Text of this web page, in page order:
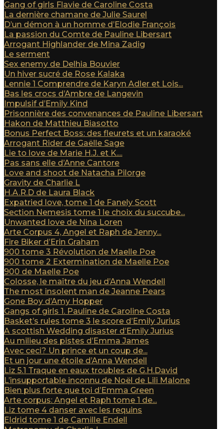
Gang of girls Flavie de Caroline Costa
La dernière chamane de Julie Saurel
D’un démon à un homme d’Elodie François
La passion du Comte de Pauline Libersart
Arrogant Highlander de Mina Zadig
Le serment
Sex enemy de Delhia Bouvier
Un hiver sucré de Rose Kalaka
Lennie 1 Comprendre de Karyn Adler et Lois...
Bas les crocs d’Ambre de Langevin
Impulsif d’Emily Kind
Prisonnière des convenances de Pauline Libersart
Hakon de Matthieu Biasotto
Bonus Perfect Boss: des fleurets et un karaoké
Arrogant Rider de Gaëlle Sage
Lie to love de Marie H.J. et K....
Pas sans elle d’Anne Cantore
Love and shoot de Natacha Pilorge
Gravity de Charlie L
H.A.R.D de Laura Black
Expatried love, tome 1 de Fanely Scott
Section Nemesis tome 1 le choix du succube...
Unwanted love de Nina Loren
Arte Corpus 4, Angel et Raph de Jenny...
Fire Biker d’Erin Graham
900 tome 3 Révolution de Maelle Poe
900 tome 2 Extermination de Maelle Poe
900 de Maelle Poe
Colosse, le maître du jeu d’Anna Wendell
The most insolent man de Jeanne Pears
Gone Boy d’Amy Hopper
Gangs of girls 1. Pauline de Caroline Costa
Basket’s rules tome 3 le score d’Emily Jurius
A scottish Wedding disaster d’Emily Jurius
Au milieu des pistes d’Emma James
Avec ceci? Un prince et un coup de...
Et un jour une étoile d’Anna Wendell
Liz 5.1 Traque en eaux troubles de G.H.David
L’insupportable inconnu de Noël de Lili Malone
Bien plus forte que toi d’Emma Green
Arte corpus: Angel et Raph tome 1 de...
Liz tome 4 danser avec les requins
Eldrid tome 1 de Camille Endell